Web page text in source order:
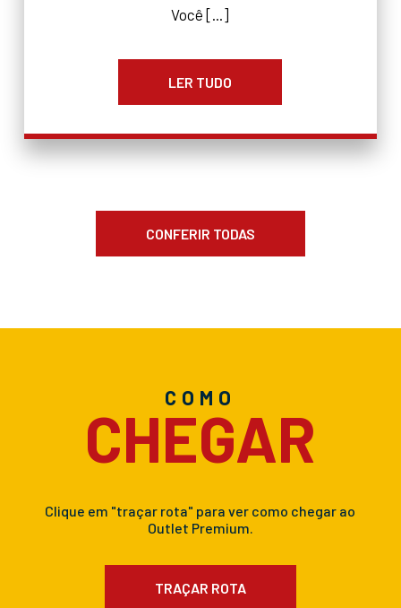
Você [...]
LER TUDO
CONFERIR TODAS
COMO
CHEGAR
Clique em "traçar rota" para ver como chegar ao
Outlet Premium.
TRAÇAR ROTA